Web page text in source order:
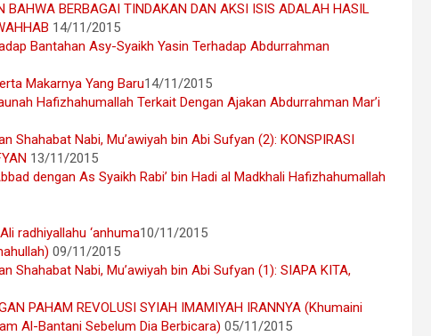
BAHWA BERBAGAI TINDAKAN DAN AKSI ISIS ADALAH HASIL
14/11/2015
Bantahan Asy-Syaikh Yasin Terhadap Abdurrahman
Makarnya Yang Baru14/11/2015
Hafizhahumallah Terkait Dengan Ajakan Abdurrahman Mar’i
Nabi, Mu’awiyah bin Abi Sufyan (2): KONSPIRASI
13/11/2015
dengan As Syaikh Rabi’ bin Hadi al Madkhali Hafizhahumallah
radhiyallahu ‘anhuma10/11/2015
09/11/2015
Nabi, Mu’awiyah bin Abi Sufyan (1): SIAPA KITA,
PAHAM REVOLUSI SYIAH IMAMIYAH IRANNYA (Khumaini
Al-Bantani Sebelum Dia Berbicara) 05/11/2015